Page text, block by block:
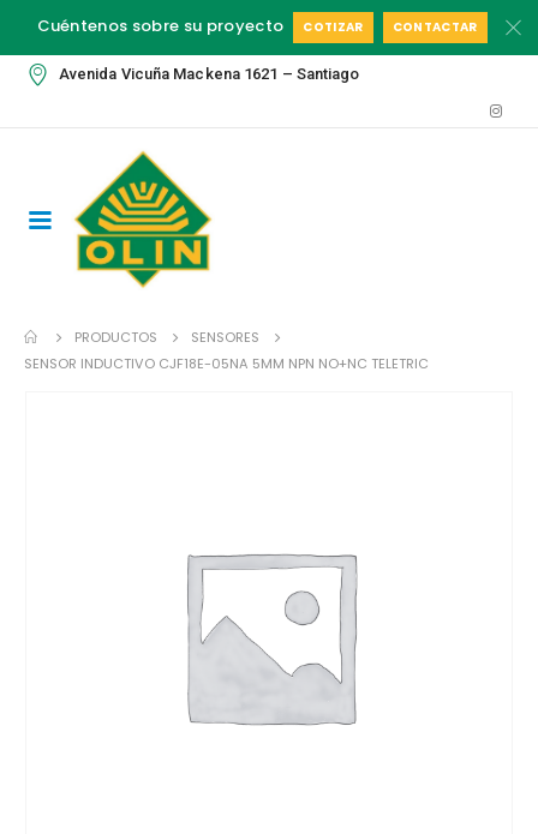
Cuéntenos sobre su proyecto COTIZAR CONTACTAR
Avenida Vicuña Mackena 1621 – Santiago
PRODUCTOS
SENSORES
SENSOR INDUCTIVO CJF18E-05NA 5MM NPN NO+NC TELETRIC